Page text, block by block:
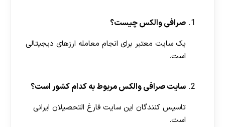
صرافی والکس چیست؟
یک سایت معتبر برای انجام معامله ارزهای دیجیتالی
است.
سایت صرافی والکس مربوط به کدام کشور است؟
تاسیس کنندگان این سایت فارغ التحصیلان ایرانی
است.